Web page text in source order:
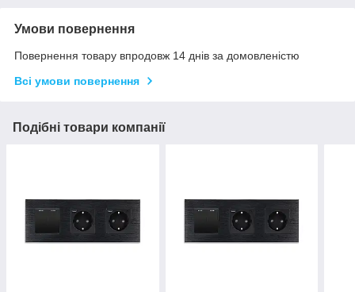
Умови повернення
Повернення товару впродовж 14 днів за домовленістю
Всі умови повернення
Подібні товари компанії